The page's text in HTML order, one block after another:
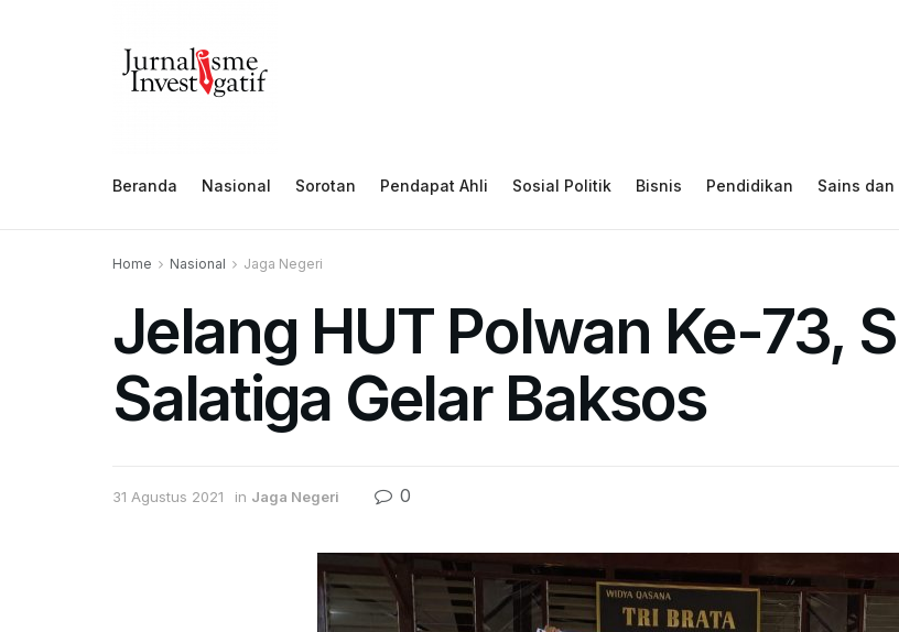
Beranda Nasional Sorotan Pendapat Ahli Sosial Politik Bisnis Pendidikan Sains
Home Nasional Jaga Negeri
Jelang HUT Polwan Ke-73,
Salatiga Gelar Baksos
31 Agustus 2021 in Jaga Negeri 0